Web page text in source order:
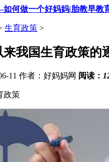
生育政策 >
来我国生育政策的
11 作者：好妈妈网 阅读：
策